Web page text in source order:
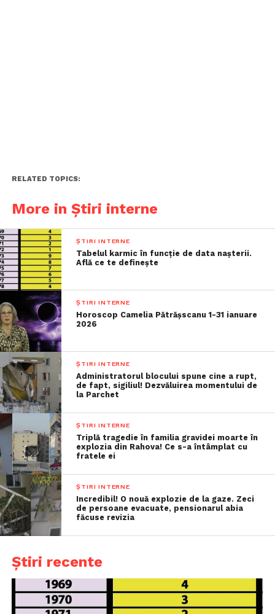
RELATED TOPICS:
More in Știri interne
ȘTIRI INTERNE
Tabelul karmic în funcție de data nașterii.
Află ce te definește
ȘTIRI INTERNE
Horoscop Camelia Pătrășscanu 1-31 ianuare
2026
ȘTIRI INTERNE
Administratorul blocului spune cine a rupt,
de fapt, sigiliul! Dezvăluirea momentului de
la Parchet
ȘTIRI INTERNE
Triplă tragedie în familia gravidei moarte în
explozia din Rahova! Ce s-a întâmplat cu
fratele ei
ȘTIRI INTERNE
Incredibil! O nouă explozie de la gaze. Zeci
de persoane evacuate, pensionarul abia
făcuse revizia
Știri recente